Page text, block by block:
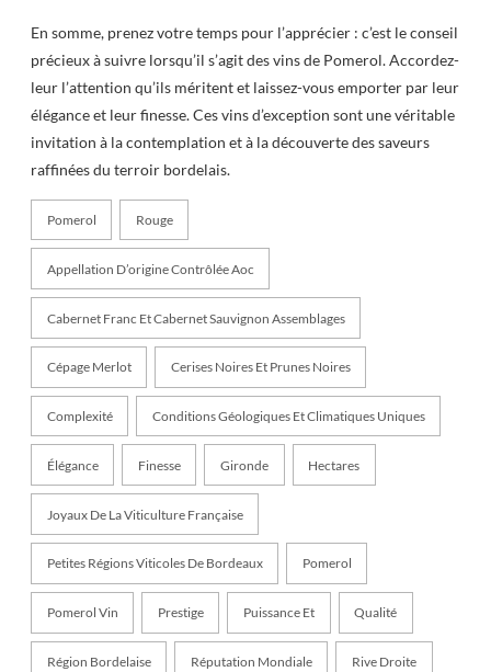
En somme, prenez votre temps pour l’apprécier : c’est le conseil
précieux à suivre lorsqu’il s’agit des vins de Pomerol. Accordez-
leur l’attention qu’ils méritent et laissez-vous emporter par leur
élégance et leur finesse. Ces vins d’exception sont une véritable
invitation à la contemplation et à la découverte des saveurs
raffinées du terroir bordelais.
Pomerol Rouge
Appellation D’origine Contrôlée Aoc
Cabernet Franc Et Cabernet Sauvignon Assemblages
Cépage Merlot Cerises Noires Et Prunes Noires
Complexité Conditions Géologiques Et Climatiques Uniques
Élégance Finesse Gironde Hectares
Joyaux De La Viticulture Française
Petites Régions Viticoles De Bordeaux Pomerol
Pomerol Vin Prestige Puissance Et Qualité
Région Bordelaise Réputation Mondiale Rive Droite